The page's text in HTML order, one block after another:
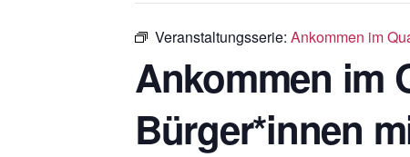
Veranstaltungsserie: Ankommen im
Ankommen im
Bürger*innen